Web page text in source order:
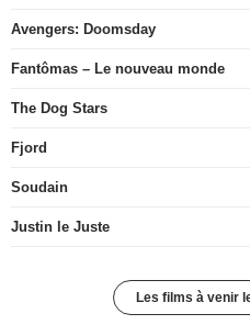
Avengers: Doomsday
Fantômas – Le nouveau monde
The Dog Stars
Fjord
Soudain
Justin le Juste
Les films à venir